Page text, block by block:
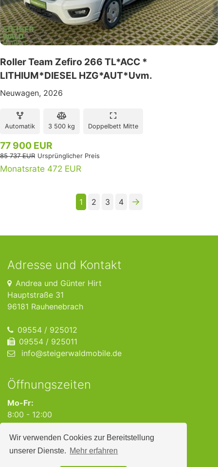
Wir verwenden Cookies zur Bereitstellung
unserer Dienste. Mehr erfahren
Roller Team Zefiro 266 TL*ACC *
LITHIUM*DIESEL HZG*AUT*Uvm.
Neuwagen, 2026
Automatik 3 500 kg Doppelbett Mitte
77 900 EUR
85 737 EUR Ursprünglicher Preis
Monatsrate 472 EUR
1 2 3 4
Adresse und Kontakt
Andrea und Günter Hirt
Hauptstraße 31
96181 Rauhenebrach
09554 / 925012
09554 / 925011
info@steigerwaldmobile.de
Öffnungszeiten
Mo-Fr:
8:00 - 12:00